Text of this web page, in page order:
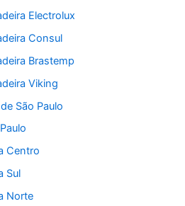
Electrolux
Consul
Brastemp
Viking
São Paulo
Centro
Sul
Norte